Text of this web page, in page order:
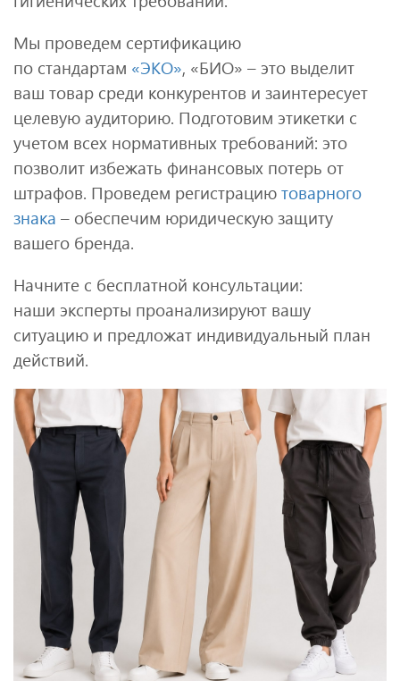
Мы проведем сертификацию
по стандартам «ЭКО», «БИО» – это выделит
ваш товар среди конкурентов и заинтересует
целевую аудиторию. Подготовим этикетки с
учетом всех нормативных требований: это
позволит избежать финансовых потерь от
штрафов. Проведем регистрацию товарного
знака – обеспечим юридическую защиту
вашего бренда.
Начните с бесплатной консультации:
наши эксперты проанализируют вашу
ситуацию и предложат индивидуальный план
действий.